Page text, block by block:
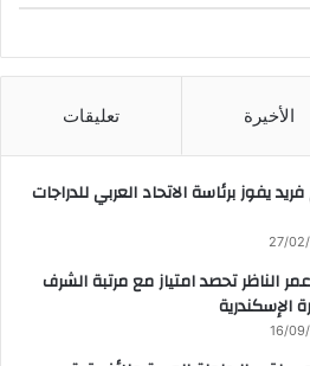
الأخيرة تعليقات
فريد يفوز برئاسة الاتحاد العربي للدراجات
27/
الناظر تحصد امتياز مع مرتبة الشرف
الإسكندرية
16/